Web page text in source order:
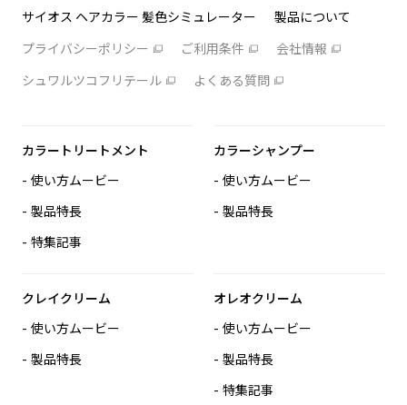
サイオス ヘアカラー 髪色シミュレーター
製品について
プライバシーポリシー
ご利用条件
会社情報
シュワルツコフリテール
よくある質問
カラートリートメント
使い方ムービー
製品特長
特集記事
カラーシャンプー
使い方ムービー
製品特長
クレイクリーム
使い方ムービー
製品特長
オレオクリーム
使い方ムービー
製品特長
特集記事